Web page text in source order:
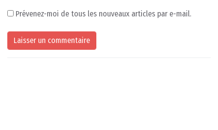
Prévenez-moi de tous les nouveaux articles par e-mail.